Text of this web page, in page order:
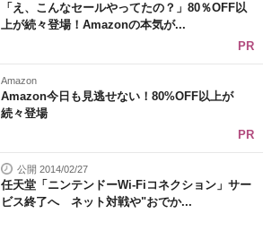
「え、こんなセールやってたの？」80％OFF以
上が続々登場！Amazonの本気が...
PR
Amazon
Amazon今日も見逃せない！80%OFF以上が
続々登場
PR
公開 2014/02/27
任天堂「ニンテンドーWi-Fiコネクション」サー
ビス終了へ ネット対戦や"おでか...